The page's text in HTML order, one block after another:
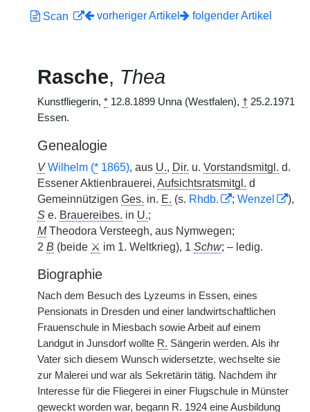
Scan
vorheriger Artikel folgender Artikel
Rasche, Thea
Kunstfliegerin, * 12.8.1899 Unna (Westfalen), † 25.2.1971
Essen.
Genealogie
V Wilhelm (* 1865), aus U., Dir. u. Vorstandsmitgl. d.
Essener Aktienbrauerei, Aufsichtsratsmitgl. d
Gemeinnützigen Ges. in. E. (s. Rhdb. ; Wenzel
),
S e. Brauereibes. in U.;
MTheodora Versteegh, aus Nymwegen;
2 B (beide ⚔ im 1. Weltkrieg), 1 Schw; – ledig.
Biographie
Nach dem Besuch des Lyzeums in Essen, eines
Pensionats in Dresden und einer landwirtschaftlichen
Frauenschule in Miesbach sowie Arbeit auf einem
Landgut in Junsdorf wollte R. Sängerin werden. Als ihr
Vater sich diesem Wunsch widersetzte, wechselte sie
zur Malerei und war als Sekretärin tätig. Nachdem ihr
Interesse für die Fliegerei in einer Flugschule in Münster
geweckt worden war, begann R. 1924 eine Ausbildung